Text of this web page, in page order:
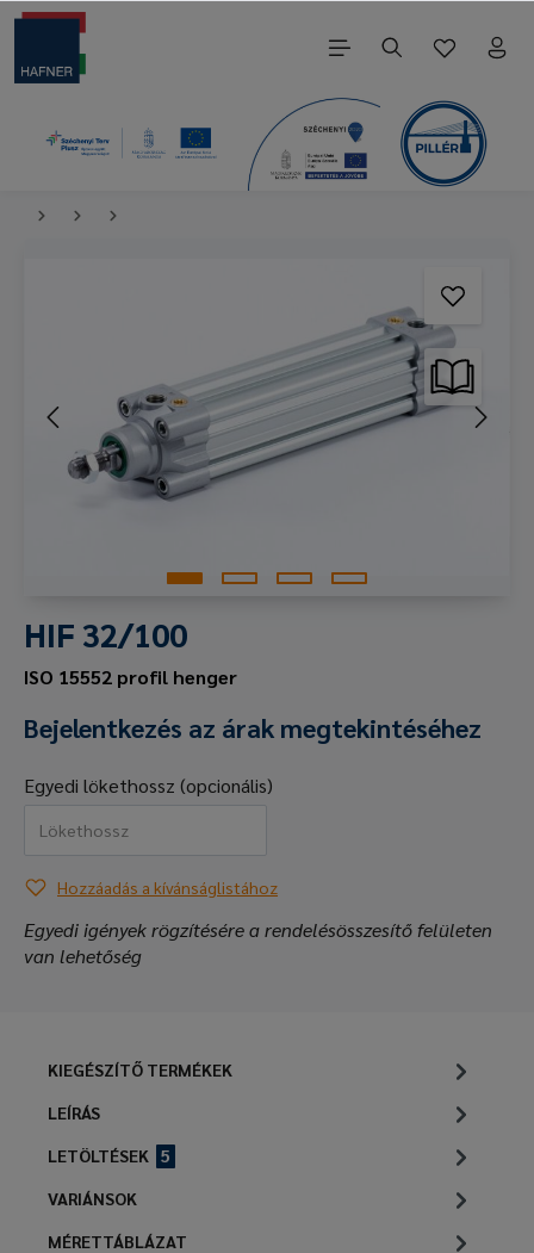
HIF 32/100
ISO 15552 profil henger
Bejelentkezés az árak megtekintéséhez
Egyedi lökethossz (opcionális)
Hozzáadás a kívánságlistához
Egyedi igények rögzítésére a rendelésösszesítő felületen
van lehetőség
KIEGÉSZÍTŐ TERMÉKEK
LEÍRÁS
LETÖLTÉSEK
5
VARIÁNSOK
MÉRETTÁBLÁZAT